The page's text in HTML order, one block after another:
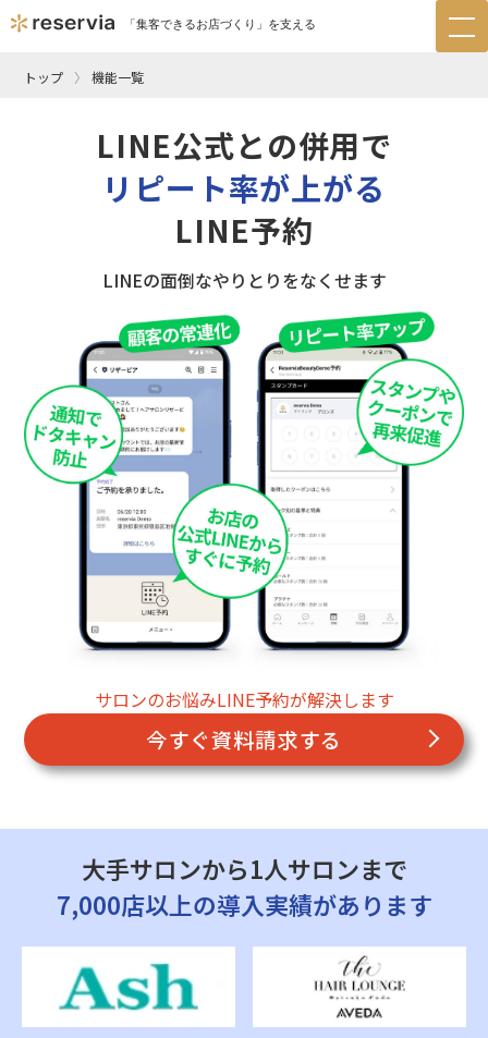
「集客できるお店づくり」を支える
トップ 機能一覧
LINE公式との併用で
リピート率が上がる
LINE予約
LINEの面倒なやりとりをなくせます
サロンのお悩みLINE予約が解決します
今すぐ資料請求する
大手サロンから1人サロンまで
7,000店以上の導入実績があります